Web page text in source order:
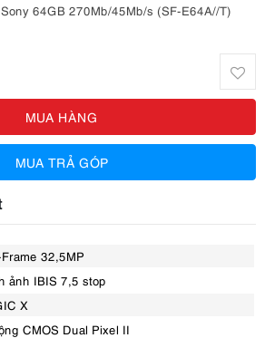
64GB 270Mb/45Mb/s (SF-E64A//T)
MUA HÀNG
MUA TRẢ GÓP
32,5MP
ảnh IBIS 7,5 stop
X
CMOS Dual Pixel II